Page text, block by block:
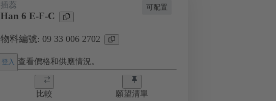
可配置
插蕊
Han 6 E-F-C
物料編號: 09 33 006 2702
登入 查看價格和供應情況。
比較 願望清單